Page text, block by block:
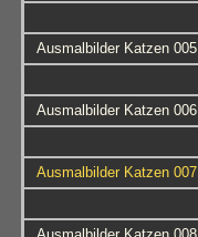
Ausmalbilder Katzen 005
Ausmalbilder Katzen 006
Ausmalbilder Katzen 007